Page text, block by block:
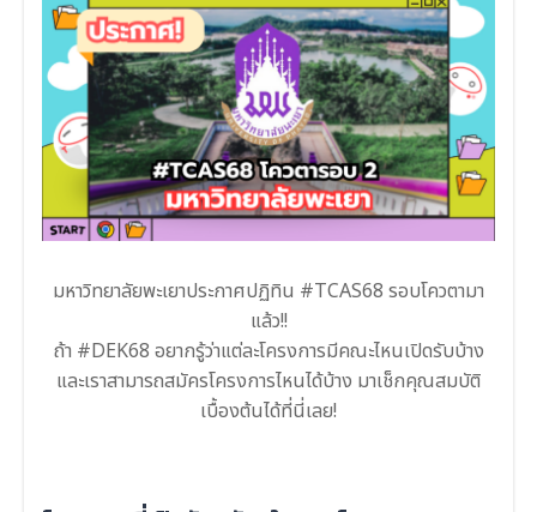
มหาวิทยาลัยพะเยาประกาศปฏิทิน #TCAS68 รอบโควตามา
แล้ว!!
ถ้า #DEK68 อยากรู้ว่าแต่ละโครงการมีคณะไหนเปิดรับบ้าง
และเราสามารถสมัครโครงการไหนได้บ้าง มาเช็กคุณสมบัติ
เบื้องต้นได้ที่นี่เลย!